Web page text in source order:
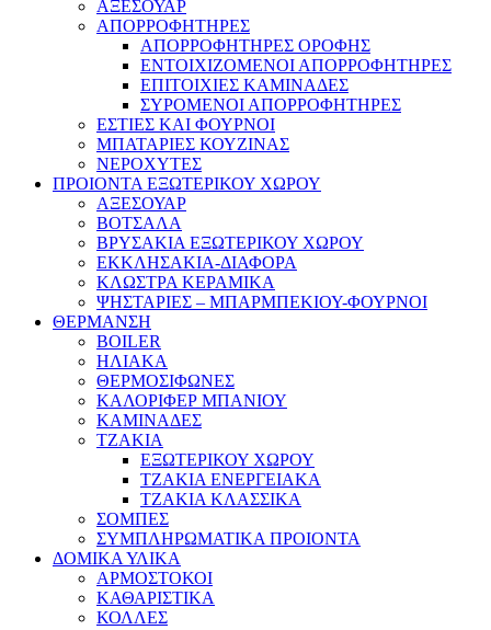
ΑΞΕΣΟΥΑΡ
ΑΠΟΡΡΟΦΗΤΗΡΕΣ
ΑΠΟΡΡΟΦΗΤΗΡΕΣ ΟΡΟΦΗΣ
ΕΝΤΟΙΧΙΖΟΜΕΝΟΙ ΑΠΟΡΡΟΦΗΤΗΡΕΣ
ΕΠΙΤΟΙΧΙΕΣ ΚΑΜΙΝΑΔΕΣ
ΣΥΡΟΜΕΝΟΙ ΑΠΟΡΡΟΦΗΤΗΡΕΣ
ΕΣΤΙΕΣ ΚΑΙ ΦΟΥΡΝΟΙ
ΜΠΑΤΑΡΙΕΣ ΚΟΥΖΙΝΑΣ
ΝΕΡΟΧΥΤΕΣ
ΠΡΟΙΟΝΤΑ ΕΞΩΤΕΡΙΚΟΥ ΧΩΡΟΥ
ΑΞΕΣΟΥΑΡ
ΒΟΤΣΑΛΑ
ΒΡΥΣΑΚΙΑ ΕΞΩΤΕΡΙΚΟΥ ΧΩΡΟΥ
ΕΚΚΛΗΣΑΚΙΑ-ΔΙΑΦΟΡΑ
ΚΛΩΣΤΡΑ ΚΕΡΑΜΙΚΑ
ΨΗΣΤΑΡΙΕΣ – ΜΠΑΡΜΠΕΚΙΟΥ-ΦΟΥΡΝΟΙ
ΘΕΡΜΑΝΣΗ
BOILER
ΗΛΙΑΚΑ
ΘΕΡΜΟΣΙΦΩΝΕΣ
ΚΑΛΟΡΙΦΕΡ ΜΠΑΝΙΟΥ
ΚΑΜΙΝΑΔΕΣ
ΤΖΑΚΙΑ
ΕΞΩΤΕΡΙΚΟΥ ΧΩΡΟΥ
ΤΖΑΚΙΑ ΕΝΕΡΓΕΙΑΚΑ
ΤΖΑΚΙΑ ΚΛΑΣΣΙΚΑ
ΣΟΜΠΕΣ
ΣΥΜΠΛΗΡΩΜΑΤΙΚΑ ΠΡΟΙΟΝΤΑ
ΔΟΜΙΚΑ ΥΛΙΚΑ
ΑΡΜΟΣΤΟΚΟΙ
ΚΑΘΑΡΙΣΤΙΚΑ
ΚΟΛΛΕΣ